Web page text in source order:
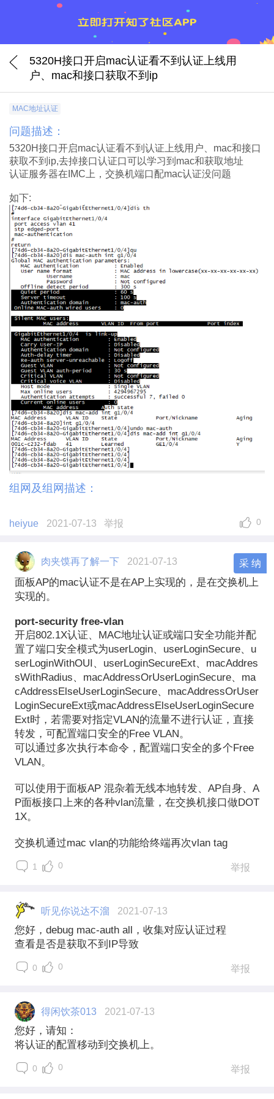
5320H接口开启mac认证看不到认证上线用
户、mac和接口获取不到ip
MAC地址认证
问题描述：
5320H接口开启mac认证看不到认证上线用户、mac和接口
获取不到ip,去掉接口认证口可以学习到mac和获取地址
认证服务器在IMC上，交换机端口配mac认证没问题
如下:
组网及组网描述：
heiyue 2021-07-13 举报 0
肉夹馍再了解一下 2021-07-13 采 纳
面板AP的mac认证不是在AP上实现的，是在交换机上
实现的。
port-security free-vlan
开启802.1X认证、 MAC地址认证或端口安全功能并配
置了端口安全模式为userLogin、 userLoginSecure、 u
serLoginWithOUI 、 userLoginSecureExt、 macAddres
sWithRadius、 macAddressOrUserLoginSecure、 ma
cAddressElseUserLoginSecure、 macAddressOrUser
LoginSecureExt或macAddressElseUserLoginSecure
Ext时，若需要对指定VLAN的流量不进行认证，直接
转发，可配置端口安全的 Free VLAN。
可以通过多次执行本命令，配置端口安全的多个 Free
VLAN。
可以使用于面板AP 混杂着无线本地转发、 AP自身、 A
P面板接口上来的各种vlan流量，在交换机接口做 DOT
1X。
交换机通过mac vlan的功能给终端再次vlan tag
1 0 举报
听见你说达不溜 2021-07-13
您好，debug mac-auth all，收集对应认证过程
查看是否是获取不到IP导致
0 0 举报
得闲饮茶013 2021-07-13
您好，请知：
将认证的配置移动到交换机上。
0 0 举报